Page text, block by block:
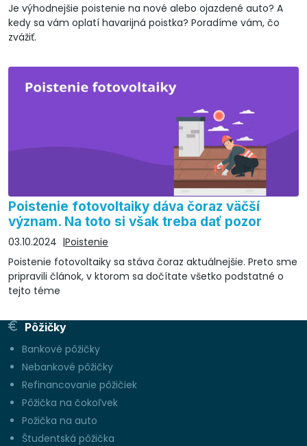
Je výhodnejšie poistenie na nové alebo ojazdené auto? A
kedy sa vám oplatí havarijná poistka? Poradíme vám, čo
zvážiť.
Poistenie fotovoltaiky dáva čoraz väčší
význam. Na toto si však treba dať pozor
03.10.2024
Poistenie
Poistenie fotovoltaiky sa stáva čoraz aktuálnejšie. Preto sme
pripravili článok, v ktorom sa dočítate všetko podstatné o
tejto téme
Pôžičky
Bankové pôžičky
Nebankové pôžičky
Refinancovanie pôžičiek
Pôžička na čokoľvek
Požička na auto
Študentská pôžička